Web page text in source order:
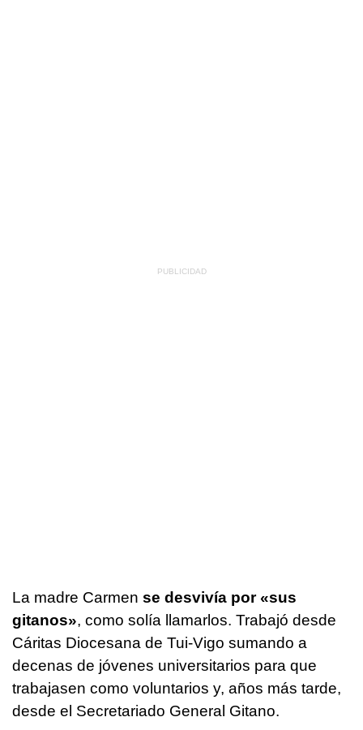
La madre Carmen se desvivía por «sus
gitanos», como solía llamarlos. Trabajó desde
Cáritas Diocesana de Tui-Vigo sumando a
decenas de jóvenes universitarios para que
trabajasen como voluntarios y, años más tarde,
desde el Secretariado General Gitano.